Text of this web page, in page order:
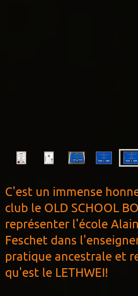
C'est un immense
club le OLD SCHOOL
représenter l'école
Feschet dans
pratique ancestrale et
qu'est le LETHWEI!